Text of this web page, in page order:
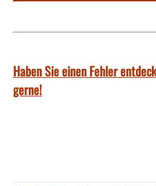
Haben Sie einen Fehler
gerne!